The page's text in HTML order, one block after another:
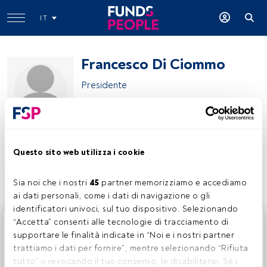
Questo sito web utilizza i cookie
Sia noi che i nostri 45 partner memorizziamo e accediamo
ai dati personali, come i dati di navigazione o gli
identificatori univoci, sul tuo dispositivo. Selezionando
“Accetta” consenti alle tecnologie di tracciamento di
supportare le finalità indicate in “Noi e i nostri partner
trattiamo i dati per fornire”, mentre selezionando “Rifiuta
tutto” o revocando il tuo consenso, le disabiliterai. Se i
IT
Francesco Di Ciommo
Presidente
Condividi:
Questo è un articolo riservato agli utenti FundsPeople. Se
sei già registrato, accedi tramite il pulsante Login. Se non
hai ancora un account, ti invitiamo a registrarti per scoprire
tutti i contenuti che FundsPeople ha da offrire.